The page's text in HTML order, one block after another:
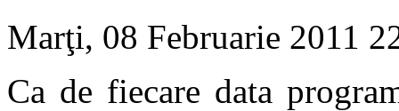
Marţi, 08 Februarie 2011
Ca de fiecare data